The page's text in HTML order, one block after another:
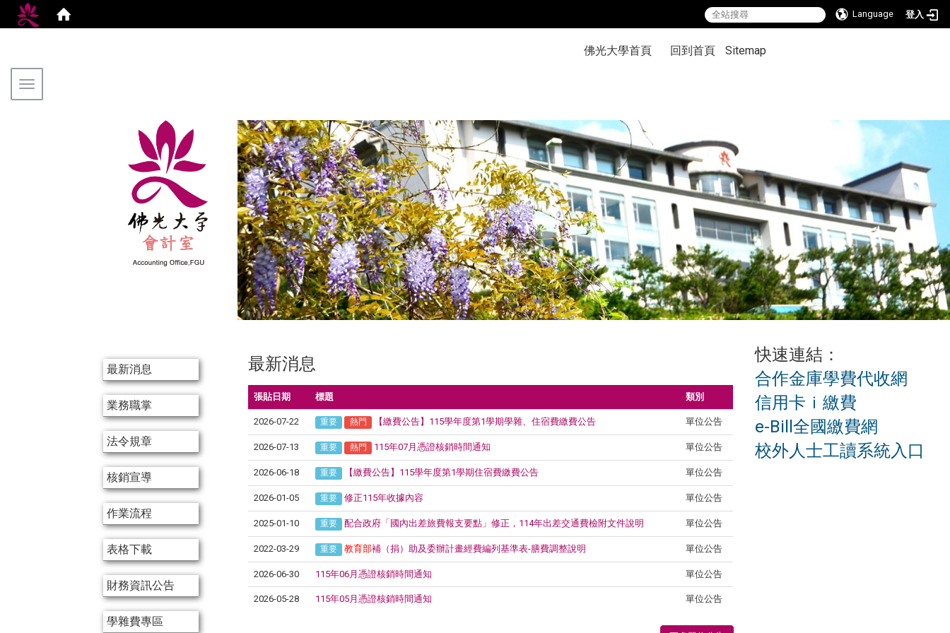
Language 登入
佛光大學首頁 回到首頁 Sitemap
Toggle navigation
最新消息
業務職掌
法令規章
核銷宣導
作業流程
表格下載
財務資訊公告
學雜費專區
最新消息
張貼日期 標題 類別
2026-07-22 重要 熱門 【繳費公告】115學年度第1學期學雜、住宿費繳費公告 單位公告
2026-07-13 重要 熱門 115年07月憑證核銷時間通知 單位公告
2026-06-18 重要 【繳費公告】115學年度第1學期住宿費繳費公告 單位公告
2026-01-05 重要 修正115年收據內容 單位公告
2025-01-10 重要 配合政府「國內出差旅費報支要點」修正，114年出差交通費檢附文件說明 單位公告
2022-03-29 重要 教育部補（捐）助及委辦計畫經費編列基準表-膳費調整說明 單位公告
2026-06-30 115年06月憑證核銷時間通知 單位公告
2026-05-28 115年05月憑證核銷時間通知 單位公告
快速連結：
合作金庫學費代收網
信用卡ｉ繳費
e-Bill全國繳費網
校外人士工讀系統入口